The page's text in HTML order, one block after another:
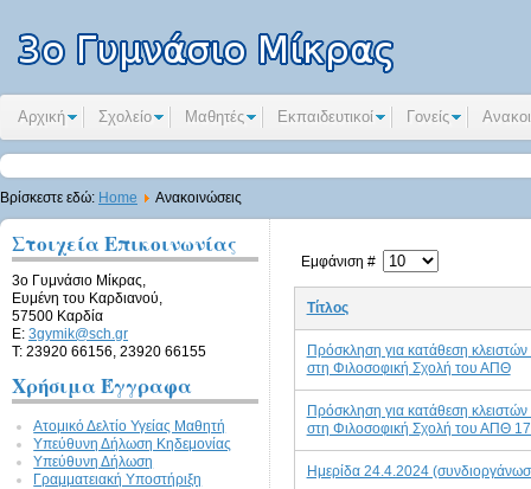
Αρχική Σχολείο Μαθητές Εκπαιδευτικοί Γονείς
Βρίσκεστε εδώ: Home Ανακοινώσεις
Στοιχεία Επικοινωνίας
3ο Γυμνάσιο Μίκρας,
Ευμένη του Καρδιανού,
57500 Καρδία
E: 3gymik@sch.gr
Τ: 23920 66156, 23920 66155
Χρήσιμα Έγγραφα
Ατομικό Δελτίο Υγείας Μαθητή
Υπεύθυνη Δήλωση Kηδεμονίας
Υπεύθυνη Δήλωση
Γραμματειακή Υποστήριξη
Εμφάνιση #
Τίτλος
Πρόσκληση για κατάθεση
στη Φιλοσοφική Σχολή του ΑΠΘ
Πρόσκληση για κατάθεση
στη Φιλοσοφική Σχολή του ΑΠΘ
Ημερίδα 24.4.2024